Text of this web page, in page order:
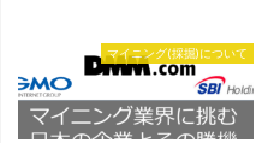
マイニング(採掘)について